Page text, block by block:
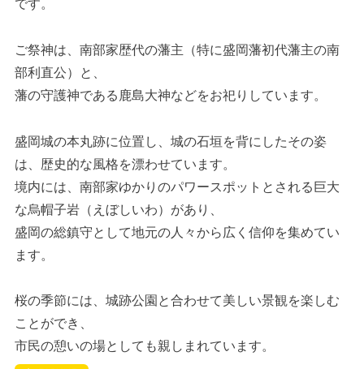
です。
ご祭神は、南部家歴代の藩主（特に盛岡藩初代藩主の南
部利直公）と、
藩の守護神である鹿島大神などをお祀りしています。
盛岡城の本丸跡に位置し、城の石垣を背にしたその姿
は、歴史的な風格を漂わせています。
境内には、南部家ゆかりのパワースポットとされる巨大
な烏帽子岩（えぼしいわ）があり、
盛岡の総鎮守として地元の人々から広く信仰を集めてい
ます。
桜の季節には、城跡公園と合わせて美しい景観を楽しむ
ことができ、
市民の憩いの場としても親しまれています。